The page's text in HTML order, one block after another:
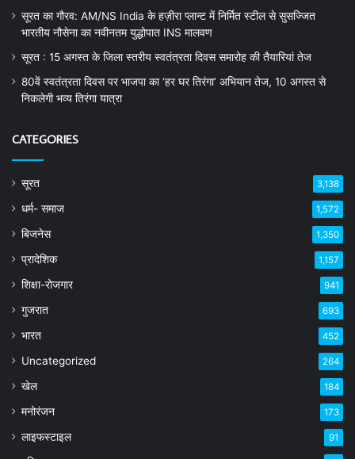
सूरत का गौरव: AM/NS India के हज़ीरा प्लान्ट में निर्मित स्टील से सुसज्जित
भारतीय नौसेना का नवीनतम युद्धोपात INS मालवण
सूरत : 15 अगस्त के जिला स्तरीय स्वतंत्रता दिवस समारोह की तैयारियां तेज
80वें स्वतंत्रता दिवस पर भाजपा का ‘हर घर तिरंगा’ अभियान तेज, 10 अगस्त से
निकलेगी भव्य तिरंगा यात्रा
CATEGORIES
सूरत 3,138
धर्म- समाज 1,572
बिजनेस 1,350
प्रादेशिक 1,157
शिक्षा-रोजगार 941
गुजरात 693
भारत 452
Uncategorized 264
खेल 184
मनोरंजन 173
लाइफस्टाइल 91